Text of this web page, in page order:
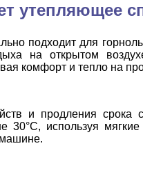
утепляющее
подходит для
на открытом
комфорт и тепло на
и продления срока
30°C, используя